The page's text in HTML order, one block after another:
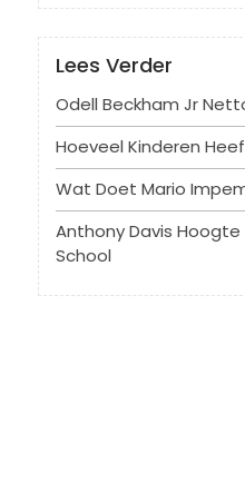
Lees Verder
Odell Beckham Jr
Hoeveel Kinderen
Wat Doet Mario
Anthony Davis
School